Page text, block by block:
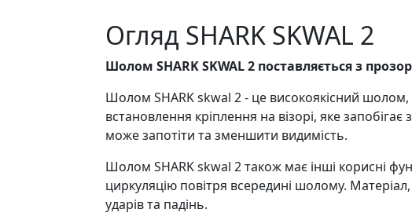
Огляд SHARK SKWAL 2
Шолом SHARK SKWAL 2 поставляється з
Шолом SHARK skwal 2 - це високоякісний шолом,
встановлення кріплення на візорі, яке
може запотіти та зменшити видимість.
Шолом SHARK skwal 2 також має інші корисні
циркуляцію повітря всередині шолому.
ударів та падінь.